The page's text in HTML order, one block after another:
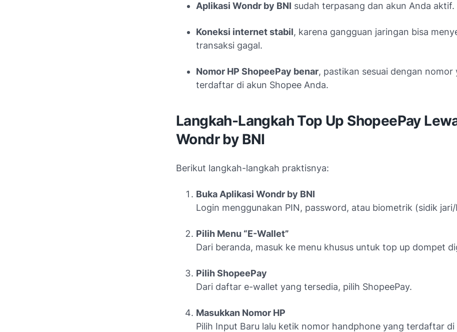
Aplikasi Wondr by BNI sudah terpasang dan akun Anda aktif.
Koneksi internet stabil, karena gangguan jaringan bisa
transaksi gagal.
Nomor HP ShopeePay benar, pastikan sesuai dengan nomor
terdaftar di akun Shopee Anda.
Langkah-Langkah Top Up ShopeePay
Wondr by BNI
Berikut langkah-langkah praktisnya:
Buka Aplikasi Wondr by BNI
Login menggunakan PIN, password, atau biometrik (sidik jari/
Pilih Menu “E-Wallet”
Dari beranda, masuk ke menu khusus untuk top up dompet
Pilih ShopeePay
Dari daftar e-wallet yang tersedia, pilih ShopeePay.
Masukkan Nomor HP
Pilih Input Baru lalu ketik nomor handphone yang terdaftar di